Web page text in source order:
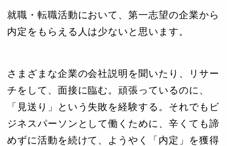
就職・転職活動において、第一志望の企業から
内定をもらえる人は少ないと思います。
さまざまな企業の会社説明を聞いたり、リサー
チをして、面接に臨む。頑張っているのに、
「見送り」という失敗を経験する。それでもビ
ジネスパーソンとして働くために、辛くても諦
めずに活動を続けて、ようやく「内定」を獲得